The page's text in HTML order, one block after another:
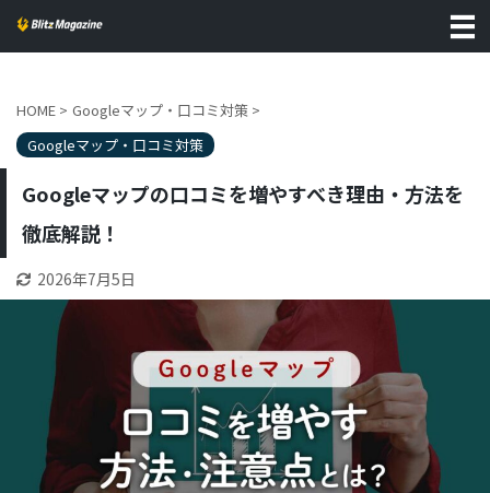
HOME > Googleマップ・口コミ対策 >
Googleマップ・口コミ対策
Googleマップの口コミを増やすべき理由・方法を
徹底解説！
2026年7月5日